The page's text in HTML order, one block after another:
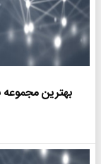
بهترین مجموعه